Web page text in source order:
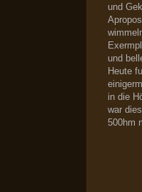
und
und
Heute
in die
war
500hm